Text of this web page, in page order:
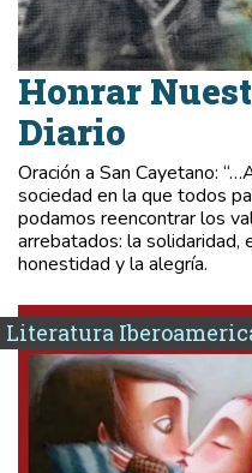
Honrar
Diario
Oración a San Cayetano:
sociedad en la que todos
podamos reencontrar los
arrebatados: la solidaridad,
honestidad y la alegría.
Literatura